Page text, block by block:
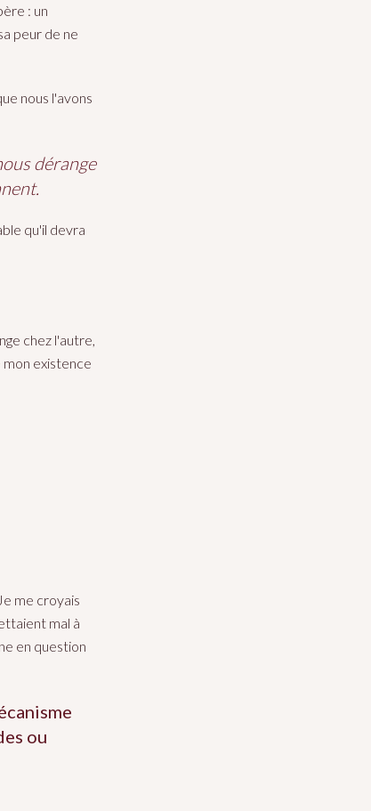
: un
peur de ne
nous l'avons
dérange
qu'il devra
chez l'autre,
mon existence
me croyais
mal à
en question
ou